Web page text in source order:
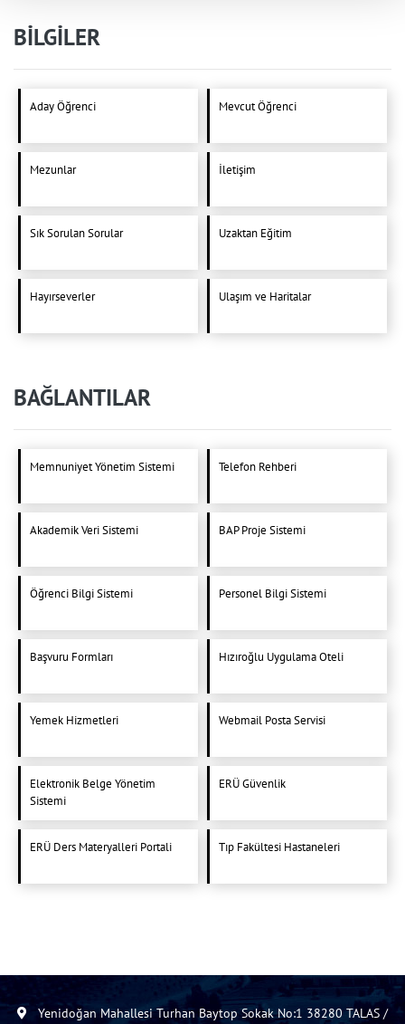
BİLGİLER
Aday Öğrenci Mevcut Öğrenci
Mezunlar İletişim
Sık Sorulan Sorular Uzaktan Eğitim
Hayırseverler Ulaşım ve Haritalar
BAĞLANTILAR
Memnuniyet Yönetim Sistemi Telefon Rehberi
Akademik Veri Sistemi BAP Proje Sistemi
Öğrenci Bilgi Sistemi Personel Bilgi Sistemi
Başvuru Formları Hızıroğlu Uygulama Oteli
Yemek Hizmetleri Webmail Posta Servisi
Elektronik Belge Yönetim
Sistemi
ERÜ Güvenlik
ERÜ Ders Materyalleri Portali Tıp Fakültesi Hastaneleri
Yenidoğan Mahallesi Turhan Baytop Sokak No:1 38280 TALAS /